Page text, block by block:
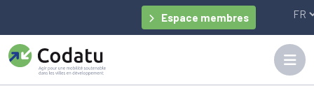
Espace membres
Panneau de gestion des cookies